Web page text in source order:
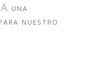
UNA
NUESTRO